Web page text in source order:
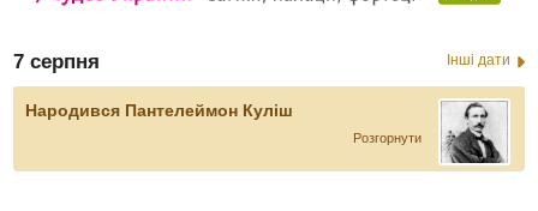
7 серпня Інші дати
Народився Пантелеймон Куліш
Розгорнути